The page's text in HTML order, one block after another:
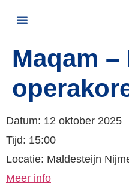
Maqam
Datum: 12 oktober 2025
Tijd: 15:00
Locatie: Maldesteijn
Meer info